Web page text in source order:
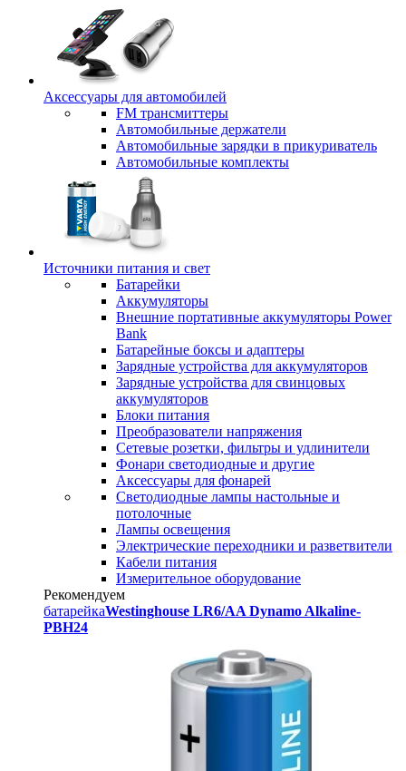
Аксессуары для автомобилей
FM трансмиттеры
Автомобильные держатели
Автомобильные зарядки в прикуриватель
Автомобильные комплекты
Источники питания и свет
Батарейки
Аккумуляторы
Внешние портативные аккумуляторы Power
Bank
Батарейные боксы и адаптеры
Зарядные устройства для аккумуляторов
Зарядные устройства для свинцовых
аккумуляторов
Блоки питания
Преобразователи напряжения
Сетевые розетки, фильтры и удлинители
Фонари светодиодные и другие
Аксессуары для фонарей
Светодиодные лампы настольные и
потолочные
Лампы освещения
Электрические переходники и разветвители
Кабели питания
Измерительное оборудование
Рекомендуем
батарейкаWestinghouse LR6/AA Dynamo Alkaline-
PBH24